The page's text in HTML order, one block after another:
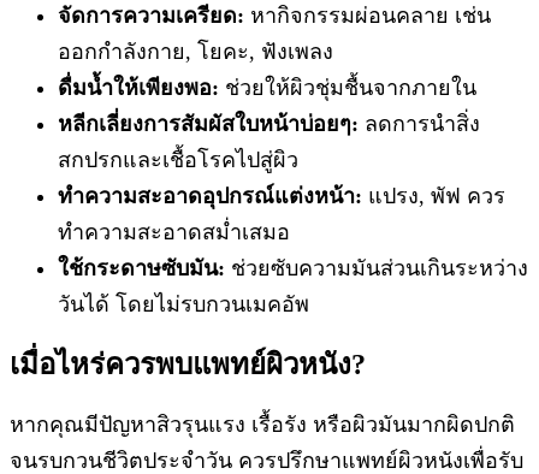
จัดการความเครียด: หากิจกรรมผ่อนคลาย เช่น
ออกกำลังกาย, โยคะ, ฟังเพลง
ดื่มน้ำให้เพียงพอ: ช่วยให้ผิวชุ่มชื้นจากภายใน
หลีกเลี่ยงการสัมผัสใบหน้าบ่อยๆ: ลดการนำสิ่ง
สกปรกและเชื้อโรคไปสู่ผิว
ทำความสะอาดอุปกรณ์แต่งหน้า: แปรง, พัฟ ควร
ทำความสะอาดสม่ำเสมอ
ใช้กระดาษซับมัน: ช่วยซับความมันส่วนเกินระหว่าง
วันได้ โดยไม่รบกวนเมคอัพ
เมื่อไหร่ควรพบแพทย์ผิวหนัง?
หากคุณมีปัญหาสิวรุนแรง เรื้อรัง หรือผิวมันมากผิดปกติ
จนรบกวนชีวิตประจำวัน ควรปรึกษาแพทย์ผิวหนังเพื่อรับ